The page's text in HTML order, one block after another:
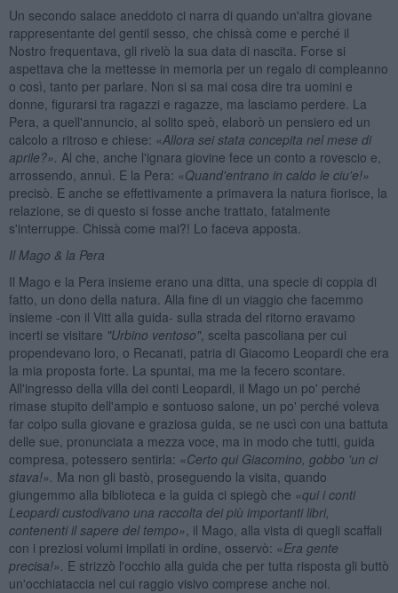
Un secondo salace aneddoto ci narra di quando un'altra giovane
rappresentante del gentil sesso, che chissà come e perché il
Nostro frequentava, gli rivelò la sua data di nascita. Forse si
aspettava che la mettesse in memoria per un regalo di compleanno
o così, tanto per parlare. Non si sa mai cosa dire tra uomini e
donne, figurarsi tra ragazzi e ragazze, ma lasciamo perdere. La
Pera, a quell'annuncio, al solito speò, elaborò un pensiero ed un
calcolo a ritroso e chiese: «Allora sei stata concepita nel mese di
aprile?». Al che, anche l'ignara giovine fece un conto a rovescio e,
arrossendo, annuì. E la Pera: «Quand'entrano in caldo le ciu'e!»
precisò. E anche se effettivamente a primavera la natura fiorisce, la
relazione, se di questo si fosse anche trattato, fatalmente
s'interruppe. Chissà come mai?! Lo faceva apposta.
Il Mago & la Pera
Il Mago e la Pera insieme erano una ditta, una specie di coppia di
fatto, un dono della natura. Alla fine di un viaggio che facemmo
insieme -con il Vitt alla guida- sulla strada del ritorno eravamo
incerti se visitare "Urbino ventoso", scelta pascoliana per cui
propendevano loro, o Recanati, patria di Giacomo Leopardi che era
la mia proposta forte. La spuntai, ma me la fecero scontare.
All'ingresso della villa dei conti Leopardi, il Mago un po' perché
rimase stupito dell'ampio e sontuoso salone, un po' perché voleva
far colpo sulla giovane e graziosa guida, se ne uscì con una battuta
delle sue, pronunciata a mezza voce, ma in modo che tutti, guida
compresa, potessero sentirla: «Certo qui Giacomino, gobbo 'un ci
stava!». Ma non gli bastò, proseguendo la visita, quando
giungemmo alla biblioteca e la guida ci spiegò che «qui i conti
Leopardi custodivano una raccolta dei più importanti libri,
contenenti il sapere del tempo» , il Mago, alla vista di quegli scaffali
con i preziosi volumi impilati in ordine, osservò: «Era gente
precisa!». E strizzò l'occhio alla guida che per tutta risposta gli buttò
un'occhiataccia nel cui raggio visivo comprese anche noi.